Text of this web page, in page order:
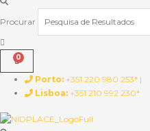
Procurar
Porto: +351 220 980 253* |
Lisboa: +351 210 992 230*